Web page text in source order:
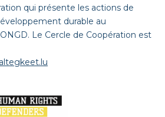
qui présente les actions de
durable au
Le Cercle de Coopération est